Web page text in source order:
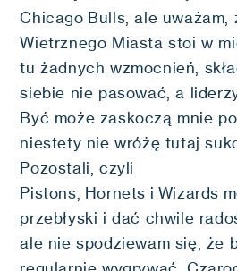
Chicago Bulls, ale uważam,
Wietrznego Miasta stoi w
tu żadnych wzmocnień,
siebie nie pasować, a
Być może zaskoczą mnie
niestety nie wróżę tutaj
Pozostali, czyli
Pistons, Hornets i Wizards
przebłyski i dać chwile
ale nie spodziewam się, że